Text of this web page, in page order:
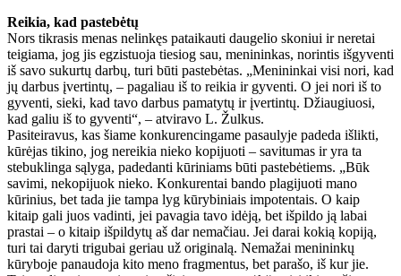
Reikia, kad pastebėtų
Nors tikrasis menas nelinkęs pataikauti daugelio skoniui ir neretai
teigiama, jog jis egzistuoja tiesiog sau, menininkas, norintis išgyventi
iš savo sukurtų darbų, turi būti pastebėtas. „Menininkai visi nori, kad
jų darbus įvertintų, – pagaliau iš to reikia ir gyventi. O jei nori iš to
gyventi, sieki, kad tavo darbus pamatytų ir įvertintų. Džiaugiuosi,
kad galiu iš to gyventi“, – atviravo L. Žulkus.
Pasiteiravus, kas šiame konkurencingame pasaulyje padeda išlikti,
kūrėjas tikino, jog nereikia nieko kopijuoti – savitumas ir yra ta
stebuklinga sąlyga, padedanti kūriniams būti pastebėtiems. „Būk
savimi, nekopijuok nieko. Konkurentai bando plagijuoti mano
kūrinius, bet tada jie tampa lyg kūrybiniais impotentais. O kaip
kitaip gali juos vadinti, jei pavagia tavo idėją, bet išpildo ją labai
prastai – o kitaip išpildytų aš dar nemačiau. Jei darai kokią kopiją,
turi tai daryti trigubai geriau už originalą. Nemažai menininkų
kūryboje panaudoja kito meno fragmentus, bet parašo, iš kur jie.